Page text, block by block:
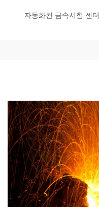
자동화된 금속시험 센터